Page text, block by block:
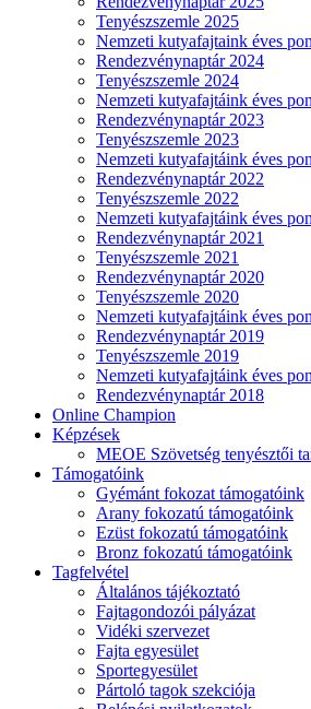
Tenyészszemle 2025
Nemzeti kutyafajtaink éves
Rendezvénynaptár 2024
Tenyészszemle 2024
Nemzeti kutyafajtáink éves
Rendezvénynaptár 2023
Tenyészszemle 2023
Nemzeti kutyafajtáink éves
Rendezvénynaptár 2022
Tenyészszemle 2022
Nemzeti kutyafajtáink éves
Rendezvénynaptár 2021
Tenyészszemle 2021
Rendezvénynaptár 2020
Tenyészszemle 2020
Nemzeti kutyafajtáink éves
Rendezvénynaptár 2019
Tenyészszemle 2019
Nemzeti kutyafajtáink éves
Rendezvénynaptár 2018
Online Champion
Képzések
MEOE Szövetség tenyésztői
Támogatóink
Gyémánt fokozat támogatóink
Arany fokozatú támogatóink
Ezüst fokozatú támogatóink
Bronz fokozatú támogatóink
Tagfelvétel
Általános tájékoztató
Fajtagondozói pályázat
Vidéki szervezet
Fajta egyesület
Sportegyesület
Pártoló tagok szekciója